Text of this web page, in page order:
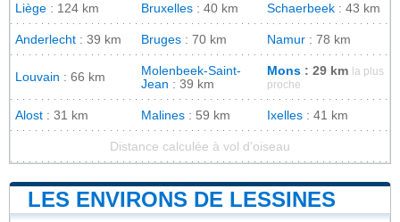
Liège : 124 km Bruxelles : 40 km Schaerbeek : 43 km
Anderlecht : 39 km Bruges : 70 km Namur : 78 km
Louvain : 66 km
Molenbeek-Saint-
Jean : 39 km
Mons : 29 km
la plus
proche
Alost : 31 km Malines : 59 km Ixelles : 41 km
Distance calculée à vol d'oiseau
LES ENVIRONS DE LESSINES